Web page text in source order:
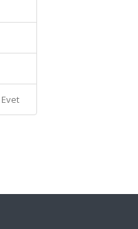
Evet